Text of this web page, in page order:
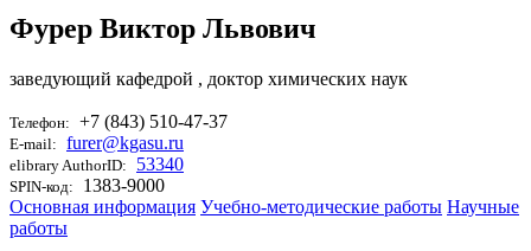
Фурер Виктор Львович
заведующий кафедрой , доктор химических наук
Телефон: +7 (843) 510-47-37
E-mail: furer@kgasu.ru
elibrary AuthorID: 53340
SPIN-код:
1383-9000
Основная информация Учебно-методические работы Научные
работы